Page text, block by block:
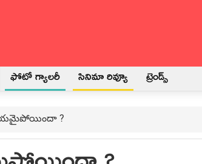
ఫోటో గ్యాలరీ సినిమా రివ్యూ ట్రెండ్స్
?